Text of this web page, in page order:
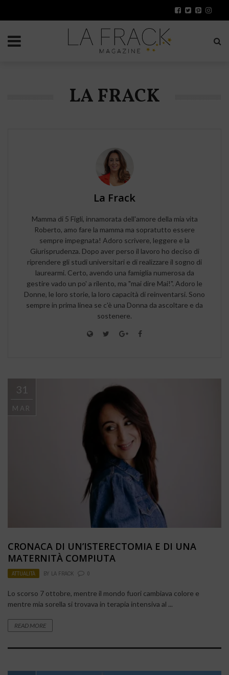
LA FRACK
La Frack
Mamma di 5 Figli, innamorata dell'amore della mia vita
Roberto, amo fare la mamma ma sopratutto essere
sempre impegnata! Adoro scrivere, leggere e la
Giurisprudenza. Dopo aver perso il lavoro ho deciso di
riprendere gli studi universitari e di realizzare il sogno di
laurearmi. Certo, avendo una famiglia numerosa da
gestire vado un po' a rilento, ma "mai dire Mai!". Adoro le
Donne, le loro storie, la loro capacità di reinventarsi. Sono
sempre in prima linea se c'è una Donna da ascoltare e da
sostenere.
31
MAR
CRONACA DI UN’ISTERECTOMIA E DI UNA
MATERNITÀ COMPIUTA
ATTUALITÀ BY LA FRACK 0
Lo scorso 7 ottobre, mentre il mondo fuori cambiava colore e
mentre mia sorella si trovava in terapia intensiva al ...
READ MORE